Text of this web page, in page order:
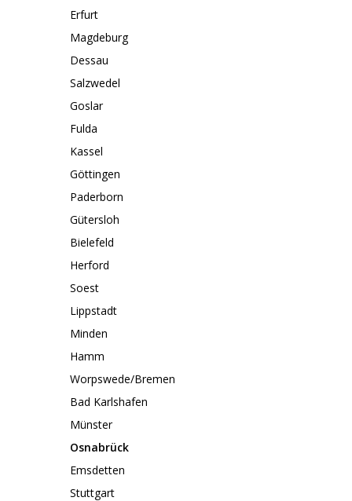
Erfurt
Magdeburg
Dessau
Salzwedel
Goslar
Fulda
Kassel
Göttingen
Paderborn
Gütersloh
Bielefeld
Herford
Soest
Lippstadt
Minden
Hamm
Worpswede/Bremen
Bad Karlshafen
Münster
Osnabrück
Emsdetten
Stuttgart